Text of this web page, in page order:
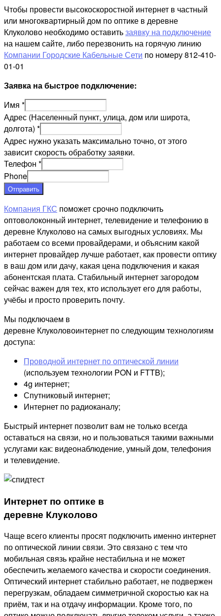
Чтобы провести высокоскоростной интернет в частный
или многоквартирный дом по оптике в деревне
Клуколово необходимо оставитьзаявку на подключение
на нашем сайте, либо перезвонить на горячую линию
Компании Городские Кабельные Сети по номеру 812-410-
01-01
Заявка на быстрое подключение:
Имя *
Адрес (Населенный пункт, улица, дом или широта,
долгота) *
Адрес нужно указать максимально точно, от этого
зависит скорость обработку заявки.
Телефон *
Phone
Отправить
Компания ГКС поможет срочно подключить
оптоволоконный интернет, телевидение и телефонию в
деревне Клуколово на самых выгодных условиях. Мы
работаем со всеми провайдерами, и объясним какой
интернет провайдер лучше работает, как провести оптику
в ваш дом или дачу, какая цена подключения и какая
абонентская плата. Стабильный интернет загородом
сейчас важен для тех, кто использует его для работы,
учёбы и просто проверить почту.
Мы подключаем в
деревне Клуколовоинтернет по следующим технологиям
доступа:
Проводной интернет по оптической линии
(используем технологии PON и FTTB);
4g интернет;
Спутниковый интернет;
Интернет по радиоканалу;
Быстрый интернет позволит вам не только всегда
оставаться на связи, но и пользоваться такими важными
услугами как: видеонаблюдение, умный дом, телефония
и телевидение.
Интернет по оптике в
деревне Клуколово
Чаще всего клиенты просят подключить именно интернет
по оптической линии связи. Это связано с тем что
мобильная связь крайне нестабильна и не может
обеспечить желаемого качества и скорости соединения.
Оптический интернет стабильно работает, не подвержен
перегрузкам, обладаем симметричной скоростью как на
приём, так и на отдачу информации. Кроме того, по